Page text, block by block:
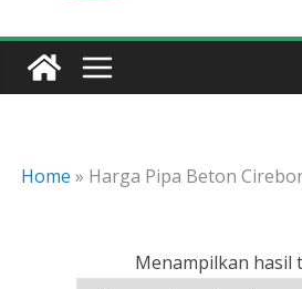
Home » Harga Pipa Beton
Menampilkan hasil